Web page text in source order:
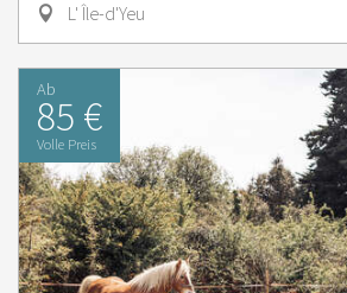
L' Île-d'Yeu
Ab
85 €
Volle Preis